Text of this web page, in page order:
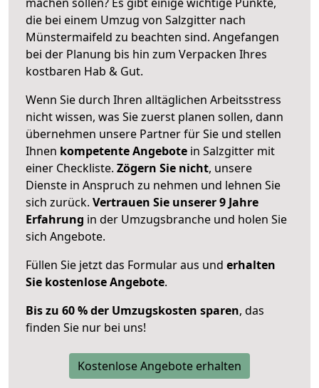
die bei einem Umzug von Salzgitter nach
Münstermaifeld zu beachten sind. Angefangen
bei der Planung bis hin zum Verpacken Ihres
kostbaren Hab & Gut.
Wenn Sie durch Ihren alltäglichen Arbeitsstress
nicht wissen, was Sie zuerst planen sollen, dann
übernehmen unsere Partner für Sie und stellen
Ihnen kompetente Angebote in Salzgitter mit
einer Checkliste. Zögern Sie nicht, unsere
Dienste in Anspruch zu nehmen und lehnen Sie
sich zurück. Vertrauen Sie unserer 9 Jahre
Erfahrung in der Umzugsbranche und holen Sie
sich Angebote.
Füllen Sie jetzt das Formular aus und erhalten
Sie kostenlose Angebote.
Bis zu 60 % der Umzugskosten sparen, das
finden Sie nur bei uns!
Kostenlose Angebote erhalten